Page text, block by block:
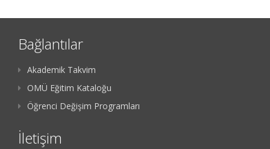
Bağlantılar
Akademik Takvim
OMÜ Eğitim Kataloğu
Öğrenci Değişim Programları
İletişim